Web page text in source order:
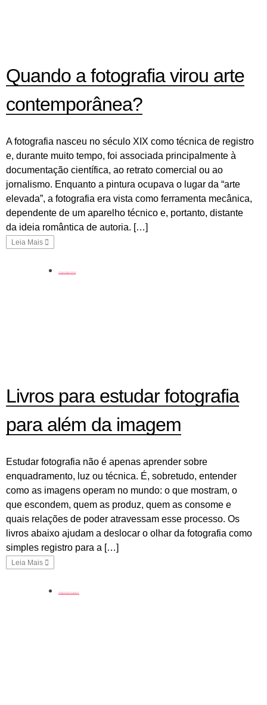
Quando a fotografia virou arte
contemporânea?
A fotografia nasceu no século XIX como técnica de registro
e, durante muito tempo, foi associada principalmente à
documentação científica, ao retrato comercial ou ao
jornalismo. Enquanto a pintura ocupava o lugar da “arte
elevada”, a fotografia era vista como ferramenta mecânica,
dependente de um aparelho técnico e, portanto, distante
da ideia romântica de autoria. […]
Leia Mais
dicas
Livros para estudar fotografia
para além da imagem
Estudar fotografia não é apenas aprender sobre
enquadramento, luz ou técnica. É, sobretudo, entender
como as imagens operam no mundo: o que mostram, o
que escondem, quem as produz, quem as consome e
quais relações de poder atravessam esse processo. Os
livros abaixo ajudam a deslocar o olhar da fotografia como
simples registro para a […]
Leia Mais
coluna